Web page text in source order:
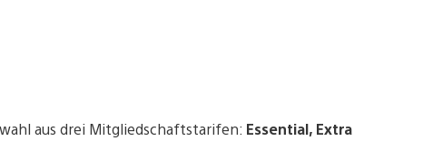
aus drei Mitgliedschaftstarifen: Essential, Extra